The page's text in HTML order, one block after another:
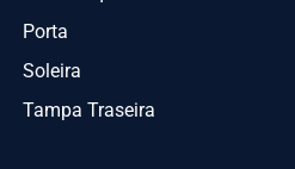
Porta
Soleira
Tampa Traseira